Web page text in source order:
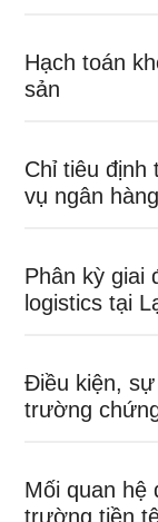
Hạch toán
sản
Chỉ tiêu định
vụ ngân hàng
Phân kỳ giai
logistics tại
Điều kiện,
trường
Mối quan hệ
trường tiền